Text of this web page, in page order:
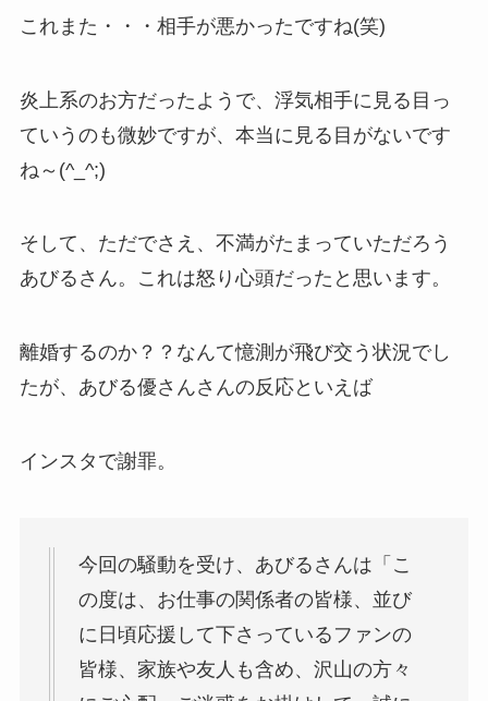
これまた・・・相手が悪かったですね(笑)
炎上系のお方だったようで、浮気相手に見る目っ
ていうのも微妙ですが、本当に見る目がないです
ね～(^_^;)
そして、ただでさえ、不満がたまっていただろう
あびるさん。これは怒り心頭だったと思います。
離婚するのか？？なんて憶測が飛び交う状況でし
たが、あびる優さんさんの反応といえば
インスタで謝罪。
今回の騒動を受け、あびるさんは「こ
の度は、お仕事の関係者の皆様、並び
に日頃応援して下さっているファンの
皆様、家族や友人も含め、沢山の方々